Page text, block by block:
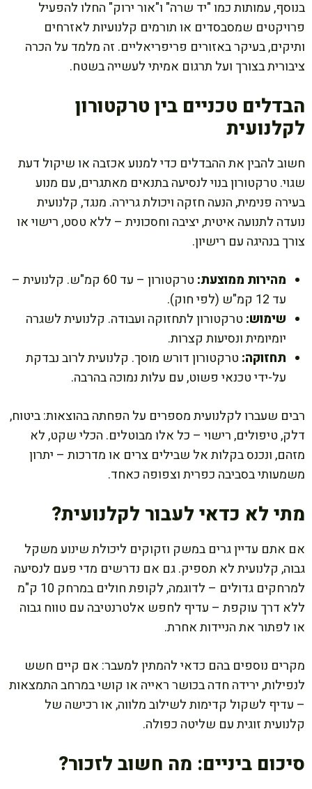
בנוסף, עמותות כמו "יד שרה" ו"אור ירוק" החלו להפעיל
פרויקטים שמסבסדים או תורמים קלנועיות לאזרחים
ותיקים, בעיקר באזורים פריפריאליים. זה מלמד על הכרה
ציבורית בצורך ועל תרגום אמיתי לעשייה בשטח.
הבדלים טכניים בין טרקטורון
לקלנועית
חשוב להבין את ההבדלים כדי למנוע אכזבה או שיקול דעת
שגוי. טרקטורון בנוי לנסיעה בתנאים מאתגרים, עם מנוע
בעירה פנימית, הנעה חזקה ויכולת גרירה. מנגד, קלנועית
נועדה לתנועה איטית, יציבה וחסכונית – ללא טסט, רישוי או
צורך בנהיגה עם רישיון.
מהירות ממוצעת:
טרקטורון – עד 60 קמ"ש. קלנועית –
עד 12 קמ"ש (לפי חוק).
שימוש: טרקטורון לתחזוקה ועבודה. קלנועית לשגרה
יומיומית ונסיעות קצרות.
תחזוקה: טרקטורון דורש מוסך. קלנועית לרוב נבדקת
על-ידי טכנאי פשוט, עם עלות נמוכה בהרבה.
רבים שעברו לקלנועית מספרים על הפחתה בהוצאות: ביטוח,
דלק, טיפולים, רישוי – כל אלו מבוטלים. הכלי שקט, לא
מזהם, ונכנס בקלות אל שבילים צרים או מדרכות – יתרון
משמעותי בסביבה כפרית וצפופה כאחד.
מתי לא כדאי לעבור לקלנועית?
אם אתם עדיין גרים במשק וזקוקים ליכולת שינוע משקל
גבוה, קלנועית לא תספיק. גם אם נדרשים מדי פעם לנסיעה
למרחקים גדולים – לדוגמה, לקופת חולים במרחק 10 ק"מ
ללא דרך עוקפת – עדיף לחפש אלטרנטיבה עם טווח גבוה
או לפתור את הניידות אחרת.
מקרים נוספים בהם כדאי להמתין למעבר: אם קיים חשש
לנפילות, ירידה חדה בכושר ראייה או קושי במרחב התמצאות
– עדיף לשקול קדימות לשילוב מלווה, או רכישה של
קלנועית זוגית עם שליטה כפולה.
סיכום ביניים: מה חשוב לזכור?